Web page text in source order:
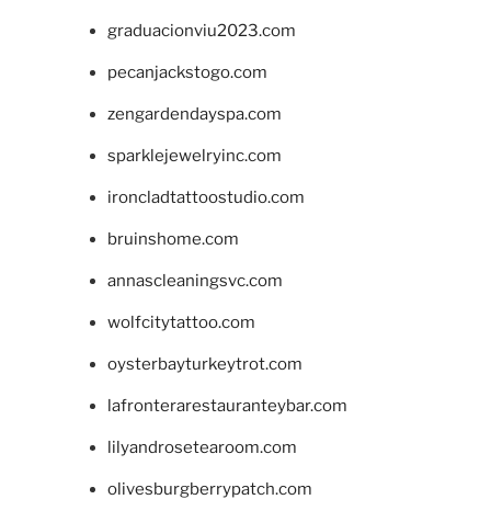
graduacionviu2023.com
pecanjackstogo.com
zengardendayspa.com
sparklejewelryinc.com
ironcladtattoostudio.com
bruinshome.com
annascleaningsvc.com
wolfcitytattoo.com
oysterbayturkeytrot.com
lafronterarestauranteybar.com
lilyandrosetearoom.com
olivesburgberrypatch.com